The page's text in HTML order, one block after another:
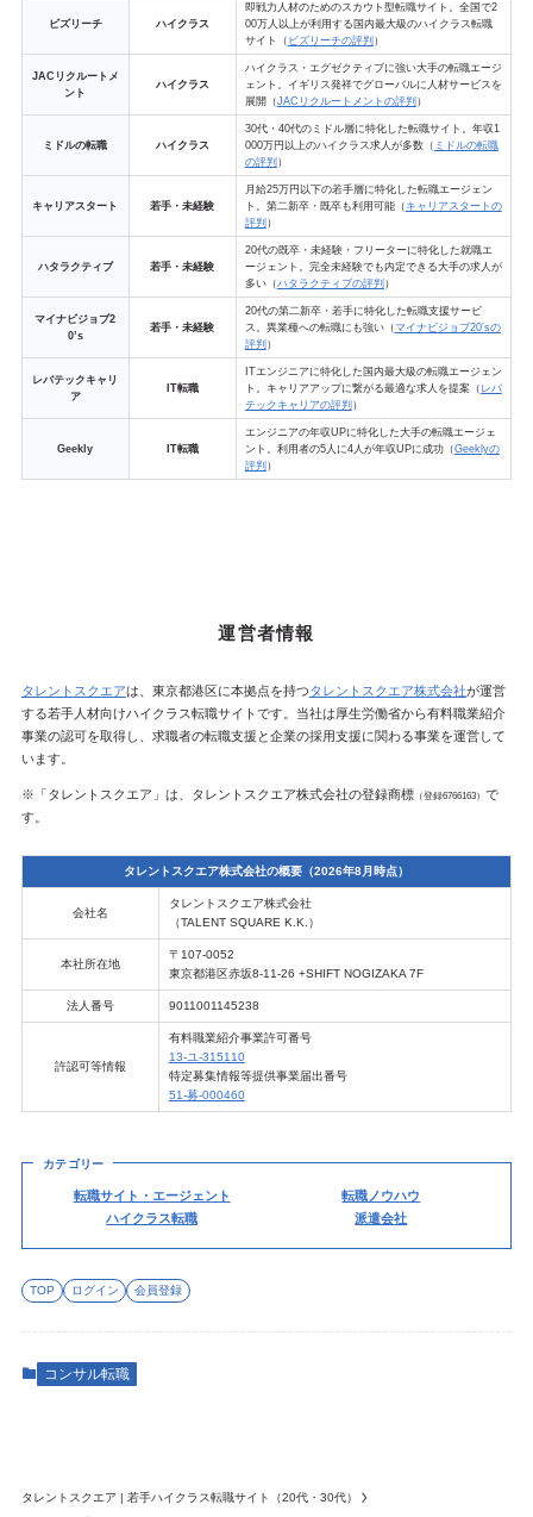
ビズリーチ ハイクラス
即戦力人材のためのスカウト型転職サイト。全国で2
00万人以上が利用する国内最大級のハイクラス転職
サイト（ ビズリーチの評判 ）
JACリクルートメ
ント
ハイクラス
ハイクラス・エグゼクティブに強い大手の転職エージ
ェント。イギリス発祥でグローバルに人材サービスを
展開（JACリクルートメントの評判 ）
ミドルの転職 ハイクラス
30代・40代のミドル層に特化した転職サイト。年収1
000万円以上のハイクラス求人が多数（ ミドルの転職
の評判 ）
キャリアスタート 若手・未経験
月給25万円以下の若手層に特化した転職エージェン
ト。第二新卒・既卒も利用可能（ キャリアスタートの
評判 ）
ハタラクティブ 若手・未経験
20代の既卒・未経験・フリーターに特化した就職エ
ージェント。完全未経験でも内定できる大手の求人が
多い（ハタラクティブの評判 ）
マイナビジョブ2
0’s
若手・未経験
20代の第二新卒・若手に特化した転職支援サービ
ス。異業種への転職にも強い（マイナビジョブ20’sの
評判 ）
レバテックキャリ
ア
IT転職
ITエンジニアに特化した国内最大級の転職エージェン
ト。キャリアアップに繋がる最適な求人を提案（ レバ
テックキャリアの評判 ）
Geekly IT転職
エンジニアの年収UPに特化した大手の転職エージェ
ント。利用者の5人に4人が年収UPに成功（Geeklyの
評判 ）
運営者情報
タレントスクエアは、東京都港区に本拠点を持つタレントスクエア株式会社が運営
する若手人材向けハイクラス転職サイトです。当社は厚生労働省から有料職業紹介
事業の認可を取得し、求職者の転職支援と企業の採用支援に関わる事業を運営して
います。
※「タレントスクエア」は、タレントスクエア株式会社の登録商標（登録6766163） で
す。
タレントスクエア株式会社の概要（2026年8月時点）
会社名
タレントスクエア株式会社
（TALENT SQUARE K.K.）
本社所在地
〒107-0052
東京都港区赤坂8-11-26 +SHIFT NOGIZAKA 7F
法人番号 9011001145238
許認可等情報
有料職業紹介事業許可番号
13-ユ-315110
特定募集情報等提供事業届出番号
51-募-000460
カテゴリー
転職サイト・エージェント
転職ノウハウ
ハイクラス転職
派遣会社
TOP ログイン 会員登録
コンサル転職
タレントスクエア | 若手ハイクラス転職サイト（20代・30代）